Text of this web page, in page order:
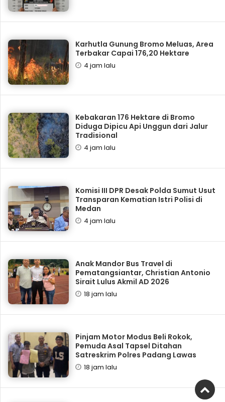
Karhutla Gunung Bromo Meluas, Area
Terbakar Capai 176,20 Hektare
4 jam lalu
Kebakaran 176 Hektare di Bromo
Diduga Dipicu Api Unggun dari Jalur
Tradisional
4 jam lalu
Komisi III DPR Desak Polda Sumut Usut
Transparan Kematian Istri Polisi di
Medan
4 jam lalu
Anak Mandor Bus Travel di
Pematangsiantar, Christian Antonio
Sirait Lulus Akmil AD 2026
18 jam lalu
Pinjam Motor Modus Beli Rokok,
Pemuda Asal Tapsel Ditahan
Satreskrim Polres Padang Lawas
18 jam lalu